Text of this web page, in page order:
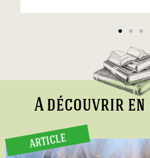
A découvrir en
ARTICLE